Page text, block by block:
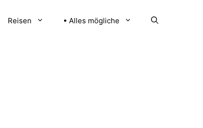
Reisen • Alles mögliche